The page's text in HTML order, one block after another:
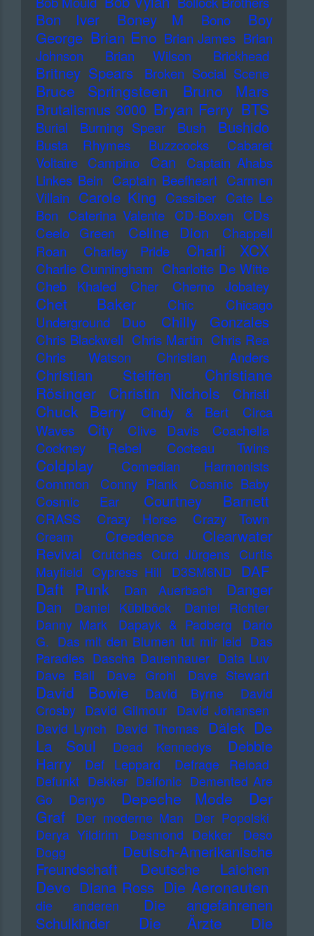
Bon Iver Boney M Bono
Boy
George Brian Eno Brian James Brian
Johnson
Brian Wilson Brickhead
Britney Spears Broken Social Scene
Bruce Springsteen Bruno Mars
Brutalismus 3000 Bryan Ferry BTS
Burial Burning Spear Bush Bushido
Busta Rhymes Buzzcocks
Cabaret
Voltaire Campino Can
Captain Ahabs
Linkes Bein Captain Beefheart Carmen
Villain Carole King Cassiber Cate Le
Bon
Caterina Valente CD-Boxen
CDs
Ceelo Green
Celine Dion
Chappell
Roan
Charley Pride Charli XCX
Charlie Cunningham Charlotte De Witte
Cheb Khaled
Cher Cherno Jobatey
Chet Baker Chic
Chicago
Underground Duo
Chilly Gonzales
Chris Blackwell Chris Martin Chris Rea
Chris Watson
Christian Anders
Christian Steiffen
Christiane
Rösinger
Christin Nichols Christl
Chuck Berry Cindy & Bert
Circa
Waves
City Clive Davis
Coachella
Cockney Rebel
Cocteau Twins
Coldplay
Comedian Harmonists
Common
Conny Plank
Cosmic Baby
Cosmic Ear
Courtney Barnett
CRASS Crazy Horse Crazy Town
Cream
Creedence Clearwater
Revival
Crutches Curd Jürgens Curtis
Mayfield Cypress Hill D3SM6ND DAF
Daft Punk Dan Auerbach
Danger
Dan
Daniel Küblböck
Daniel Richter
Danny Mark
Dapayk & Padberg
Dario
G. Das mit den Blumen tut mir leid Das
Paradies Dascha Dauenhauer Data Luv
Dave Ball
Dave Grohl Dave Stewart
David Bowie David Byrne
David
Crosby David Gilmour David Johansen
David Lynch David Thomas Dälek De
La Soul
Dead Kennedys
Debbie
Harry
Def Leppard
Defrage Reload
Defunkt Dekker Delfonic Demented Are
Go
Denyo Depeche Mode
Der
Graf
Der moderne Man
Der Popolski
Derya Yildirim
Desmond Dekker
Deso
Dogg
Deutsch-Amerikanische
Freundschaft
Deutsche Laichen
Devo Diana Ross Die Aeronauten
die anderen
Die angefahrenen
Schulkinder
Die Ärzte
Die